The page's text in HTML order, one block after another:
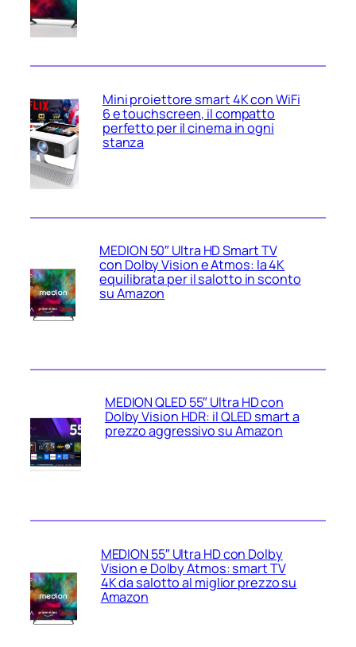
Mini proiettore smart 4K con WiFi
6 e touchscreen, il compatto
perfetto per il cinema in ogni
stanza
MEDION 50″ Ultra HD Smart TV
con Dolby Vision e Atmos: la 4K
equilibrata per il salotto in sconto
su Amazon
MEDION QLED 55″ Ultra HD con
Dolby Vision HDR: il QLED smart a
prezzo aggressivo su Amazon
MEDION 55″ Ultra HD con Dolby
Vision e Dolby Atmos: smart TV
4K da salotto al miglior prezzo su
Amazon